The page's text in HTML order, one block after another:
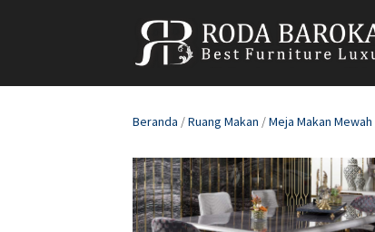
Beranda /Ruang Makan /Meja Makan Mewah